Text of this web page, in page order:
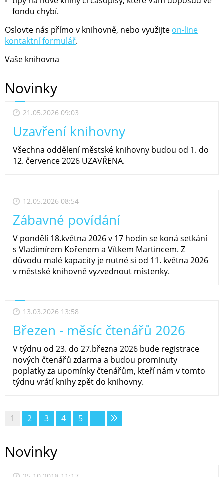
fondu chybí.
Oslovte nás přímo v knihovně, nebo využijte on-line
kontaktní formulář.
Vaše knihovna
Novinky
21.05.2026 09:03
Uzavření knihovny
Všechna oddělení městské knihovny budou od 1. do
12. července 2026 UZAVŘENA.
12.05.2026 08:54
Zábavné povídání
V pondělí 18.května 2026 v 17 hodin se koná setkání
s Vladimírem Kořenem a Vítkem Martincem. Z
důvodu malé kapacity je nutné si od 11. května 2026
v městské knihovně vyzvednout místenky.
13.03.2026 13:58
Březen - měsíc čtenářů 2026
V týdnu od 23. do 27.března 2026 bude registrace
nových čtenářů zdarma a budou prominuty
poplatky za upomínky čtenářům, kteří nám v tomto
týdnu vrátí knihy zpět do knihovny.
1 2 3 4 5
Novinky